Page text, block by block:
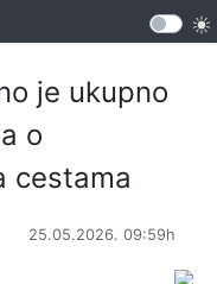
je ukupno
o
cestama
25.05.2026. 09:59h